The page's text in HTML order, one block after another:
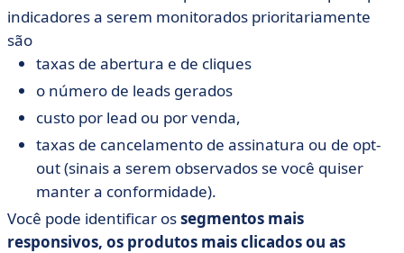
indicadores a serem monitorados prioritariamente
são
taxas de abertura e de cliques
o número de leads gerados
custo por lead ou por venda,
taxas de cancelamento de assinatura ou de opt-
out (sinais a serem observados se você quiser
manter a conformidade).
Você pode identificar ossegmentos mais
responsivos, os produtos mais clicados ou as